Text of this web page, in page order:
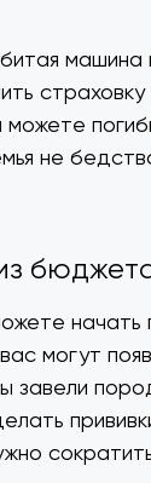
машина
страховку
не
начать
могут
завели